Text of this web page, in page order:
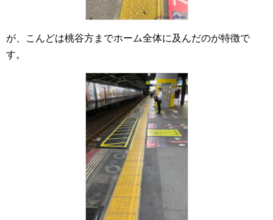
が、こんどは桃谷方までホーム全体に及んだのが特徴で
す。